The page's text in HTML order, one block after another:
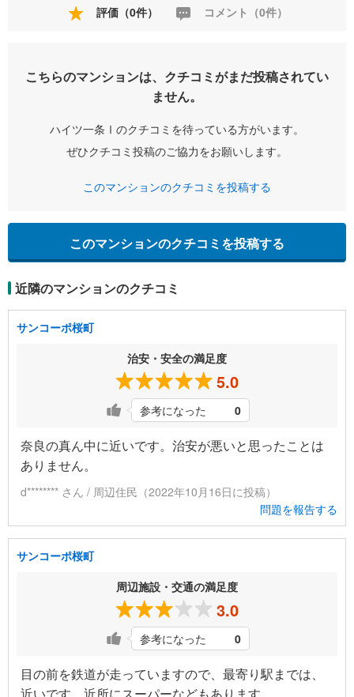
評価（0件） コメント（0件）
こちらのマンションは、クチコミがまだ投稿されてい
ません。
ハイツ一条Ⅰのクチコミを待っている方がいます。
ぜひクチコミ投稿のご協力をお願いします。
このマンションのクチコミを投稿する
このマンションのクチコミを投稿する
近隣のマンションのクチコミ
サンコーポ桜町
治安・安全の満足度
5.0
参考になった 0
奈良の真ん中に近いです。治安が悪いと思ったことは
ありません。
d******** さん / 周辺住民（2022年10月16日に投稿）
問題を報告する
サンコーポ桜町
周辺施設・交通の満足度
3.0
参考になった 0
目の前を鉄道が走っていますので、最寄り駅までは、